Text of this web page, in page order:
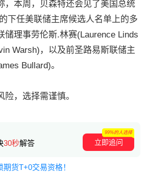
本周，贝森特还会见了美国总统
下任美联储主席候选人名单上的多
储理事劳伦斯.林赛(Laurence Linds
Warsh)，以及前圣路易斯联储主
Bullard)。
，选择需谨慎。
30秒解答 立即追问
99%的人选择
期货T+0交易资格！